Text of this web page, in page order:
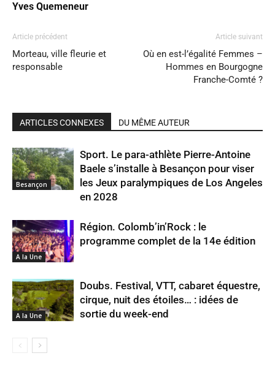
Yves Quemeneur
Article précédent
Morteau, ville fleurie et
responsable
Article suivant
Où en est-l’égalité Femmes –
Hommes en Bourgogne
Franche-Comté ?
ARTICLES CONNEXES DU MÊME AUTEUR
Besançon
Sport. Le para-athlète Pierre-Antoine
Baele s’installe à Besançon pour viser
les Jeux paralympiques de Los Angeles
en 2028
A la Une
Région. Colomb’in’Rock : le
programme complet de la 14e édition
A la Une
Doubs. Festival, VTT, cabaret équestre,
cirque, nuit des étoiles… : idées de
sortie du week-end